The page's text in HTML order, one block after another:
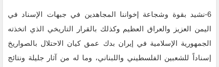
‏6-نشيد بقوة وشجاعة إخواننا المجاهدين في جبهات الإسناد في
اليمن العزيز والعراق العظيم وكذلك بالقرار التاريخي ‏الذي اتخذته
الجمهورية الإسلامية في إيران بدك عمق كيان الاحتلال بالصواريخ
إسناداً للشعبين الفلسطيني واللبناني، ‏وما له من آثار جليلة ونتائج